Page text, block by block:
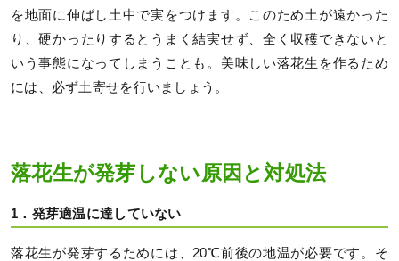
を地面に伸ばし土中で実をつけます。このため土が遠かった
り、硬かったりするとうまく結実せず、全く収穫できないと
いう事態になってしまうことも。美味しい落花生を作るため
には、必ず土寄せを行いましょう。
落花生が発芽しない原因と対処法
1．発芽適温に達していない
落花生が発芽するためには、20℃前後の地温が必要です。そ